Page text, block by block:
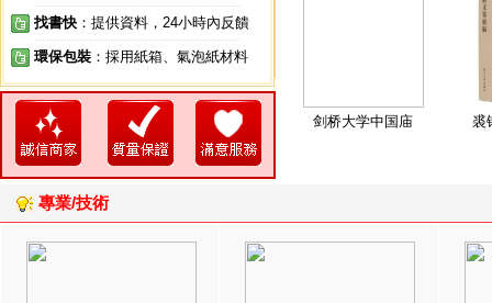
找書快 ：提供資料，24小時內反饋
環保包裝 ：採用紙箱、氣泡紙材料
剑桥大学中国庙 裘
專業/技術